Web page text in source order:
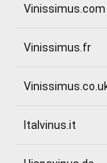
Vinissimus.com
Vinissimus.fr
Italvinus.it